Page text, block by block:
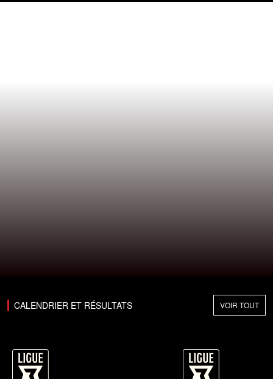
CALENDRIER ET RÉSULTATS VOIR TOUT